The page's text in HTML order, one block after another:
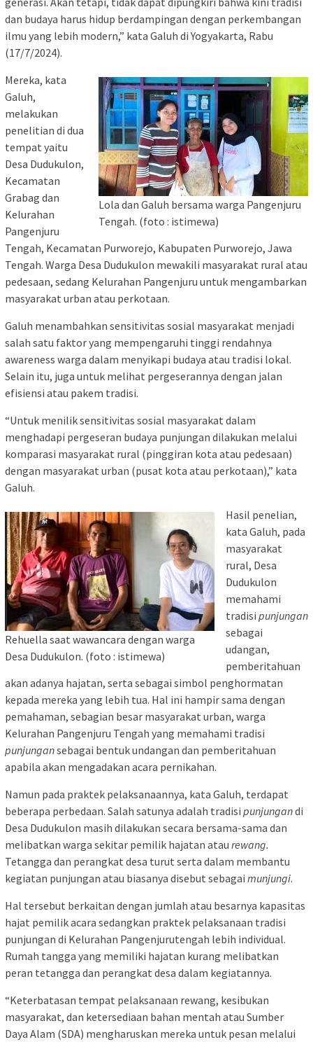
dan budaya harus hidup berdampingan dengan perkembangan
ilmu yang lebih modern,” kata Galuh di Yogyakarta, Rabu
(17/7/2024).
Lola dan Galuh bersama warga Pangenjuru
Tengah. (foto : istimewa)
Mereka, kata
Galuh,
melakukan
penelitian di dua
tempat yaitu
Desa Dudukulon,
Kecamatan
Grabag dan
Kelurahan
Pangenjuru
Tengah, Kecamatan Purworejo, Kabupaten Purworejo, Jawa
Tengah. Warga Desa Dudukulon mewakili masyarakat rural atau
pedesaan, sedang Kelurahan Pangenjuru untuk mengambarkan
masyarakat urban atau perkotaan.
Galuh menambahkan sensitivitas sosial masyarakat menjadi
salah satu faktor yang mempengaruhi tinggi rendahnya
awareness warga dalam menyikapi budaya atau tradisi lokal.
Selain itu, juga untuk melihat pergeserannya dengan jalan
efisiensi atau pakem tradisi.
“Untuk menilik sensitivitas sosial masyarakat dalam
menghadapi pergeseran budaya punjungan dilakukan melalui
komparasi masyarakat rural (pinggiran kota atau pedesaan)
dengan masyarakat urban (pusat kota atau perkotaan),” kata
Galuh.
Rehuella saat wawancara dengan warga
Desa Dudukulon. (foto : istimewa)
Hasil penelian,
kata Galuh, pada
masyarakat
rural, Desa
Dudukulon
memahami
tradisi punjungan
sebagai
udangan,
pemberitahuan
akan adanya hajatan, serta sebagai simbol penghormatan
kepada mereka yang lebih tua. Hal ini hampir sama dengan
pemahaman, sebagian besar masyarakat urban, warga
Kelurahan Pangenjuru Tengah yang memahami tradisi
punjungansebagai bentuk undangan dan pemberitahuan
apabila akan mengadakan acara pernikahan.
Namun pada praktek pelaksanaannya, kata Galuh, terdapat
beberapa perbedaan. Salah satunya adalah tradisi punjungandi
Desa Dudukulon masih dilakukan secara bersama-sama dan
melibatkan warga sekitar pemilik hajatan atau rewang.
Tetangga dan perangkat desa turut serta dalam membantu
kegiatan punjungan atau biasanya disebut sebagai munjungi.
Hal tersebut berkaitan dengan jumlah atau besarnya kapasitas
hajat pemilik acara sedangkan praktek pelaksanaan tradisi
punjungan di Kelurahan Pangenjurutengah lebih individual.
Rumah tangga yang memiliki hajatan kurang melibatkan
peran tetangga dan perangkat desa dalam kegiatannya.
“Keterbatasan tempat pelaksanaan rewang, kesibukan
masyarakat, dan ketersediaan bahan mentah atau Sumber
Daya Alam (SDA) mengharuskan mereka untuk pesan melalui